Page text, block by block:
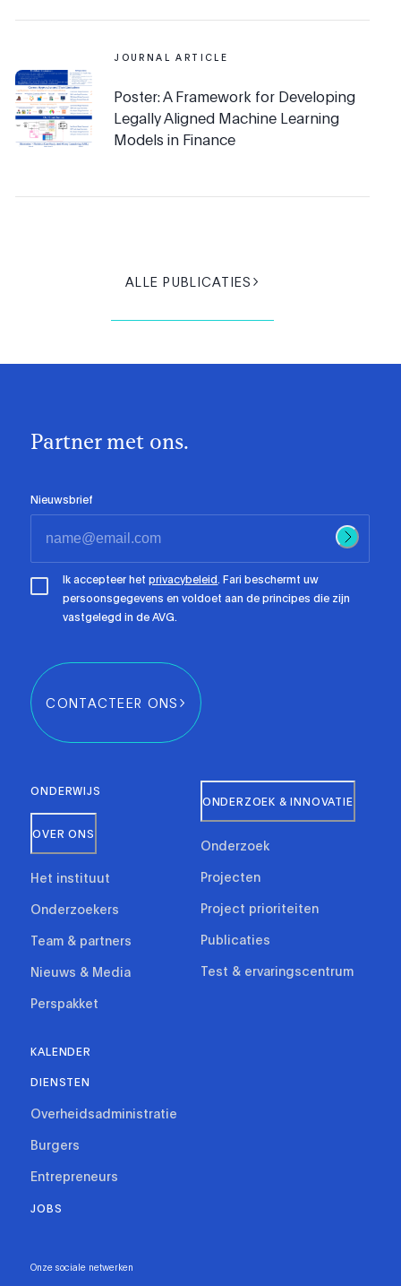
JOURNAL ARTICLE
Poster: A Framework for Developing
Legally Aligned Machine Learning
Models in Finance
ALLE PUBLICATIES
Partner met ons.
Nieuwsbrief
Ik accepteer hetprivacybeleid. Fari beschermt uw
persoonsgegevens en voldoet aan de principes die zijn
vastgelegd in de AVG.
CONTACTEER ONS
ONDERWIJS
OVER ONS
Het instituut
Onderzoekers
Team & partners
Nieuws & Media
Perspakket
ONDERZOEK & INNOVATIE
Onderzoek
Projecten
Project prioriteiten
Publicaties
Test & ervaringscentrum
KALENDER
DIENSTEN
Overheidsadministratie
Burgers
Entrepreneurs
JOBS
Onze sociale netwerken